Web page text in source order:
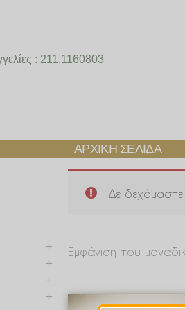
: 211.1160803
ΑΡΧΙΚΉ ΣΕΛΊΔΑ
Δε
Εμφάνιση του